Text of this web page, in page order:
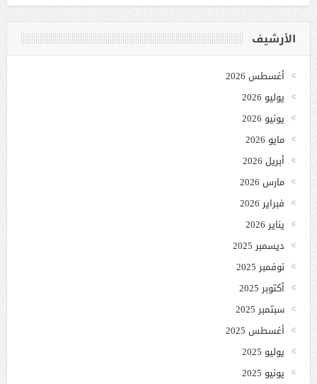
الأرشيف
أغسطس 2026
يوليو 2026
يونيو 2026
مايو 2026
أبريل 2026
مارس 2026
فبراير 2026
يناير 2026
ديسمبر 2025
نوفمبر 2025
أكتوبر 2025
سبتمبر 2025
أغسطس 2025
يوليو 2025
يونيو 2025